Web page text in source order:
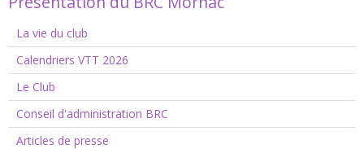
La vie du club
Calendriers VTT 2026
Le Club
Conseil d'administration BRC
Articles de presse